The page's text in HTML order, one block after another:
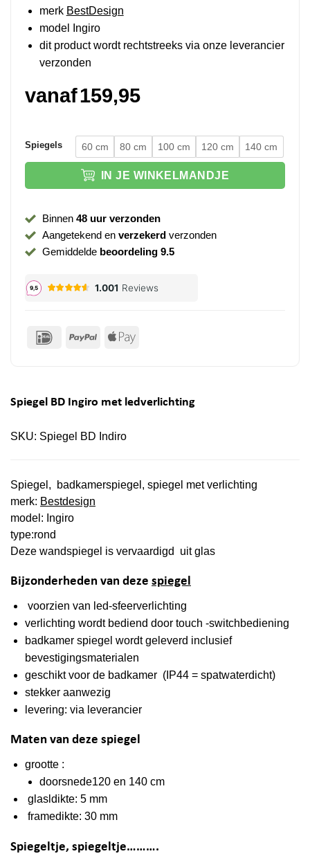
merk BestDesign
model Ingiro
dit product wordt rechtstreeks via onze leverancier
verzonden
vanaf159,95
Spiegels 60 cm 80 cm 100 cm 120 cm 140 cm
IN JE WINKELMANDJE
Binnen 48 uur verzonden
Aangetekend en verzekerdverzonden
Gemiddelde beoordeling 9.5
IDeal PayPal Apple
Spiegel BD Ingiro met ledverlichting
SKU: Spiegel BD Indiro
Spiegel, badkamerspiegel, spiegel met verlichting
merk: Bestdesign
model: Ingiro
type:rond
Deze wandspiegel is vervaardigd uit glas
Bijzonderheden van deze spiegel
voorzien van led-sfeerverlichting
verlichting wordt bediend door touch -switchbediening
badkamer spiegel wordt geleverd inclusief
bevestigingsmaterialen
geschikt voor de badkamer (IP44 = spatwaterdicht)
stekker aanwezig
levering: via leverancier
Maten van deze spiegel
grootte :
doorsnede120 en 140 cm
glasldikte: 5 mm
framedikte: 30 mm
Spiegeltje, spiegeltje……….